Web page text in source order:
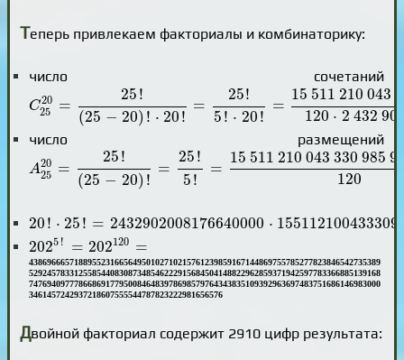
Теперь привлекаем факториалы и комбинаторику:
число сочетаний
C20
25
=
25!
(25 − 20)! ⋅ 20!
=
25!
5! ⋅ 20!
=
15 511 210 043
120 ⋅ 2 432
25-20 !⋅20 511 210 043
число размещений
A20
25 =
25!
(25 − 20)!
=
25!
5!
=
15 511 210 043 330 985
120
!(25 25! 5 15 511 210 043 330 985
20! ⋅ 25! = 2432902008176640000 ⋅
20 ! 25! = 2432902008176640000⋅
2025 ! = 202120 =
2025 202 120
438696665718895523166564950102710215761239859167144869755785277823846542735389
529245783312558544083087348546222915684504148822962859371942597783366885139168
747694097778668691779500846483978698579764343835109392963697483751686146983000
3461457242937218607555544787823222981656576
Двойной факториал содержит 2910 цифр результата: